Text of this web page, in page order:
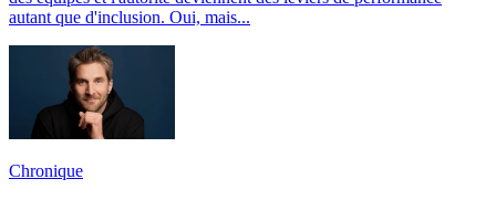
autant que d'inclusion. Oui, mais...
Chronique